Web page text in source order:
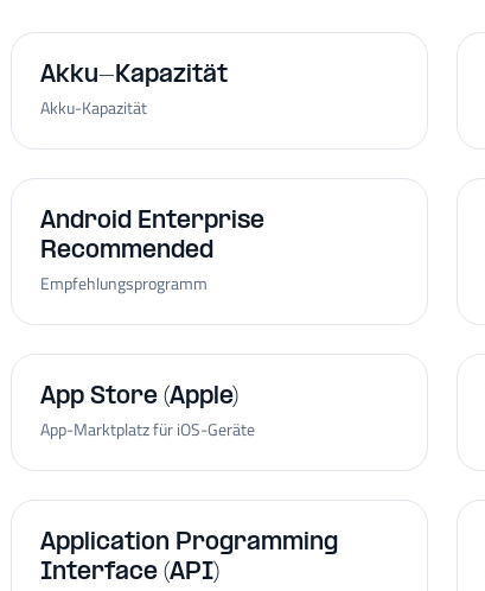
Akku-Kapazität
Akku-Kapazität
Android Enterprise
Recommended
Empfehlungsprogramm
App Store (Apple)
App-Marktplatz für iOS-Geräte
Application Programming
Interface (API)